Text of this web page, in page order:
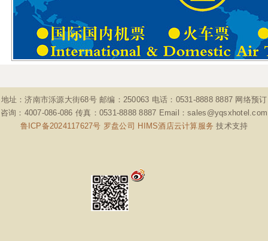
地址：济南市泺源大街68号 邮编：250063 电话：0531-8888 8887 网络预订
咨询：4007-086-086 传真：0531-8888 8887 Email：sales@yqsxhotel.com
鲁ICP备2024117627号 罗盘公司 HIMS酒店云计算服务 技术支持